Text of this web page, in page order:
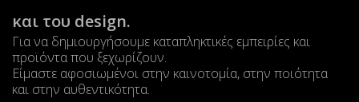
και του design.
Για να δημιουργήσουμε καταπληκτικές εμπειρίες και
προϊόντα που ξεχωρίζουν.
Είμαστε αφοσιωμένοι στην καινοτομία, στην ποιότητα
και στην αυθεντικότητα.